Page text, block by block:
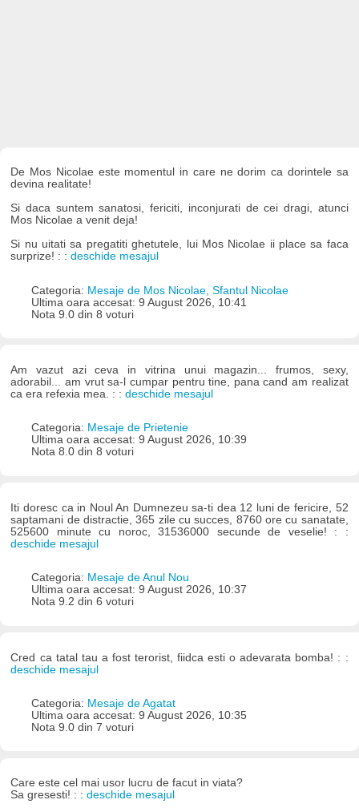
De Mos Nicolae este momentul in care ne dorim ca dorintele sa
devina realitate!
Si daca suntem sanatosi, fericiti, inconjurati de cei dragi, atunci
Mos Nicolae a venit deja!
Si nu uitati sa pregatiti ghetutele, lui Mos Nicolae ii place sa faca
surprize! : :deschide mesajul
Categoria: Mesaje de Mos Nicolae, Sfantul Nicolae
Ultima oara accesat: 9 August 2026, 10:41
Nota 9.0 din 8 voturi
Am vazut azi ceva in vitrina unui magazin... frumos, sexy,
adorabil... am vrut sa-l cumpar pentru tine, pana cand am realizat
ca era refexia mea. : :deschide mesajul
Categoria: Mesaje de Prietenie
Ultima oara accesat: 9 August 2026, 10:39
Nota 8.0 din 8 voturi
Iti doresc ca in Noul An Dumnezeu sa-ti dea 12 luni de fericire, 52
saptamani de distractie, 365 zile cu succes, 8760 ore cu sanatate,
525600 minute cu noroc, 31536000 secunde de veselie! : :
deschide mesajul
Categoria: Mesaje de Anul Nou
Ultima oara accesat: 9 August 2026, 10:37
Nota 9.2 din 6 voturi
Cred ca tatal tau a fost terorist, fiidca esti o adevarata bomba! : :
deschide mesajul
Categoria: Mesaje de Agatat
Ultima oara accesat: 9 August 2026, 10:35
Nota 9.0 din 7 voturi
Care este cel mai usor lucru de facut in viata?
Sa gresesti! : :deschide mesajul